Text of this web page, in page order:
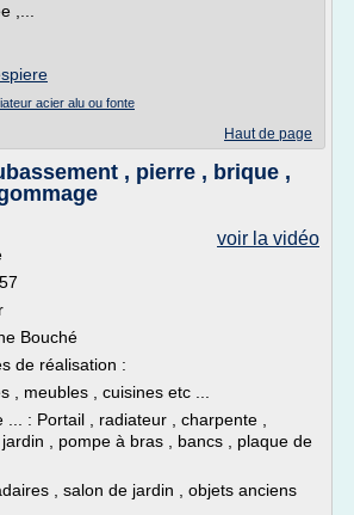
,...
acier alu ou fonte
Haut de page
, pierre , brique ,
voir la vidéo
Bouché
de réalisation :
, meubles , cuisines etc ...
... : Portail , radiateur , charpente ,
, pompe à bras , bancs , plaque de
, salon de jardin , objets anciens